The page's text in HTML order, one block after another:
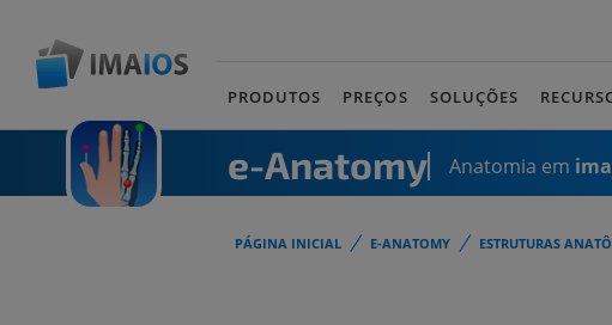
PRODUTOS PREÇOS SOLUÇÕES
e-Anatomy Anatomia em
PÁGINA INICIAL E-ANATOMY ESTRUTURAS